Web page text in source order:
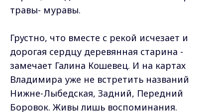
травы- муравы.
Грустно, что вместе с рекой исчезает и
дорогая сердцу деревянная старина -
замечает Галина Кошевец. И на картах
Владимира уже не встретить названий
Нижне-Лыбедская, Задний, Передний
Боровок. Живы лишь воспоминания.